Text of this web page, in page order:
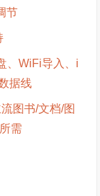
节
、WiFi导入、i
据线
图书/文档/图
需